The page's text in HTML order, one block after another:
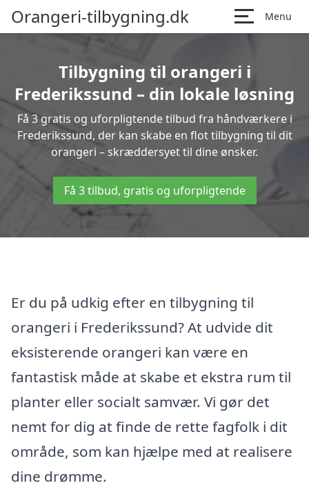
Orangeri-tilbygning.dk Menu
Tilbygning til orangeri i
Frederikssund – din lokale løsning
Få 3 gratis og uforpligtende tilbud fra håndværkere i
Frederikssund, der kan skabe en flot tilbygning til dit
orangeri – skræddersyet til dine ønsker.
Få 3 tilbud, gratis og uforpligtende
Er du på udkig efter en tilbygning til
orangeri i Frederikssund? At udvide dit
eksisterende orangeri kan være en
fantastisk måde at skabe et ekstra rum til
planter eller socialt samvær. Vi gør det
nemt for dig at finde de rette fagfolk i dit
område, som kan hjælpe med at realisere
dine drømme.